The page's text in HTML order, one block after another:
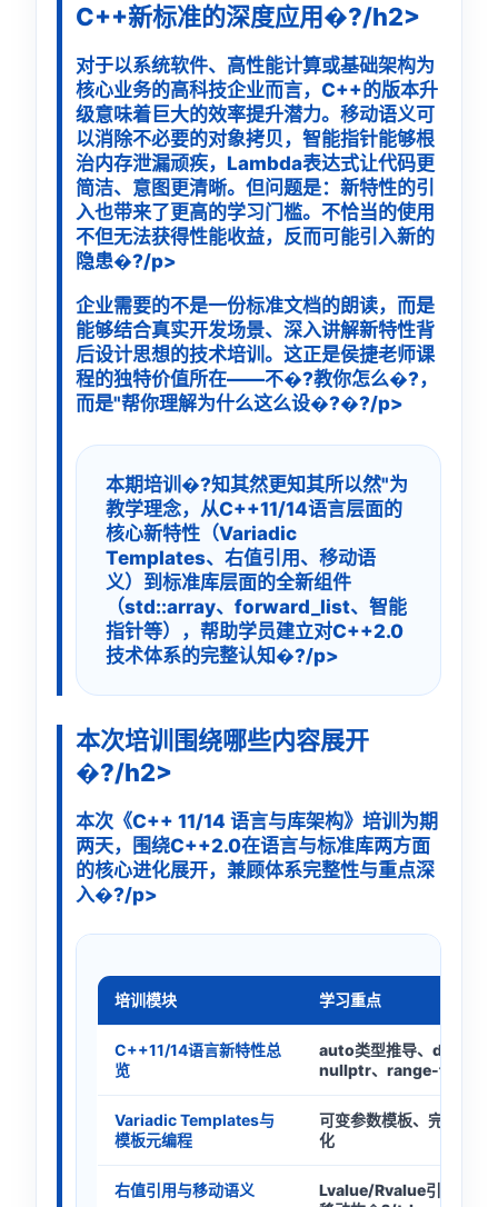
C++新标准的深度应用�?/h2>
对于以系统软件、高性能计算或基础架构为
核心业务的高科技企业而言，C++的版本升
级意味着巨大的效率提升潜力。移动语义可
以消除不必要的对象拷贝，智能指针能够根
治内存泄漏顽疾，Lambda表达式让代码更
简洁、意图更清晰。但问题是：新特性的引
入也带来了更高的学习门槛。不恰当的使用
不但无法获得性能收益，反而可能引入新的
隐患�?/p>
企业需要的不是一份标准文档的朗读，而是
能够结合真实开发场景、深入讲解新特性背
后设计思想的技术培训。这正是侯捷老师课
程的独特价值所在——不�?教你怎么�?，
而是"帮你理解为什么这么设�?�?/p>
本期培训�?知其然更知其所以然"为
教学理念，从C++11/14语言层面的
核心新特性（Variadic
Templates、右值引用、移动语
义）到标准库层面的全新组件
（std::array、forward_list、智能
指针等），帮助学员建立对C++2.0
技术体系的完整认知�?/p>
本次培训围绕哪些内容展开
�?/h2>
本次《C++ 11/14 语言与库架构》培训为期
两天，围绕C++2.0在语言与标准库两方面
的核心进化展开，兼顾体系完整性与重点深
入�?/p>
培训模块 学习重点
C++11/14语言新特性总
览
auto类型推导、
nullptr、range-for
Variadic Templates与
模板元编程
可变参数模板、完美转发
化
右值引用与移动语义
Lvalue/Rvalue引用、